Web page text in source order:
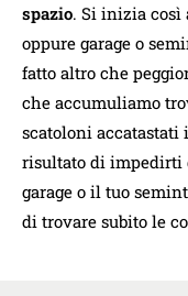
spazio. Si inizia così
oppure garage o
fatto altro che
che accumuliamo
scatoloni accatastati
risultato di impedirti
garage o il tuo
di trovare subito le